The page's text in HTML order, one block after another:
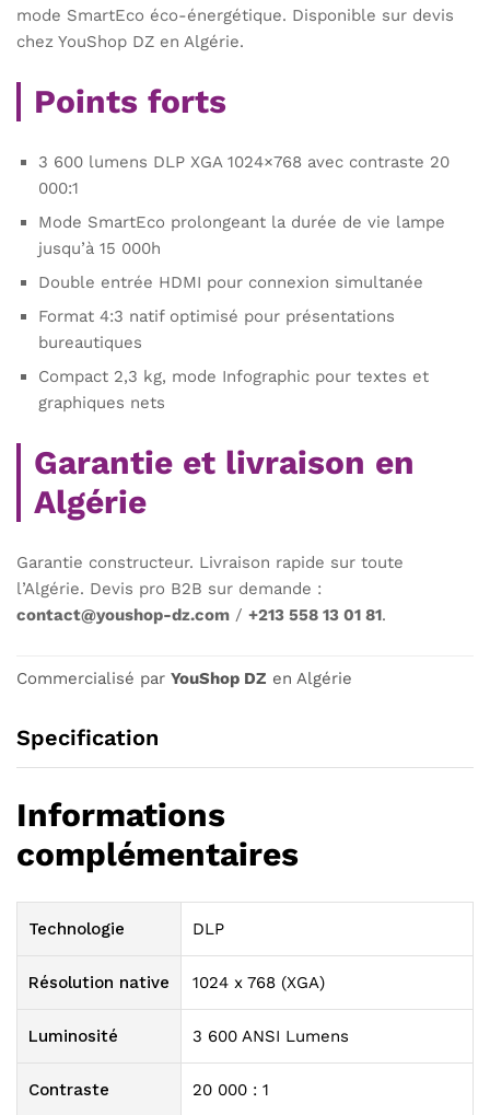
mode SmartEco éco-énergétique. Disponible sur devis
chez YouShop DZ en Algérie.
Points forts
3 600 lumens DLP XGA 1024×768 avec contraste 20
000:1
Mode SmartEco prolongeant la durée de vie lampe
jusqu’à 15 000h
Double entrée HDMI pour connexion simultanée
Format 4:3 natif optimisé pour présentations
bureautiques
Compact 2,3 kg, mode Infographic pour textes et
graphiques nets
Garantie et livraison en
Algérie
Garantie constructeur. Livraison rapide sur toute
l’Algérie. Devis pro B2B sur demande :
contact@youshop-dz.com / +213 558 13 01 81.
Commercialisé par YouShop DZ en Algérie
Specification
Informations
complémentaires
Technologie DLP
Résolution native 1024 x 768 (XGA)
Luminosité 3 600 ANSI Lumens
Contraste 20 000 : 1